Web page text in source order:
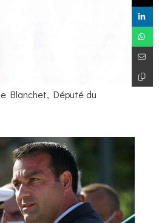
Blanchet, Député du